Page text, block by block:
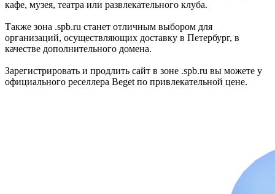
кафе, музея, театра или развлекательного клуба.
Также зона .spb.ru станет отличным выбором для
организаций, осуществляющих доставку в Петербург, в
качестве дополнительного домена.
Зарегистрировать и продлить сайт в зоне .spb.ru вы можете у
официального реселлера Beget по привлекательной цене.